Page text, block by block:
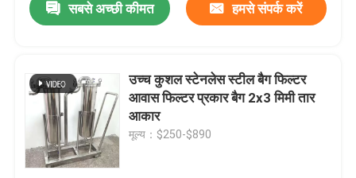
सबसे अच्छी कीमत हमसे संपर्क करें
उच्च कुशल स्टेनलेस स्टील बैग फिल्टर
आवास फिल्टर प्रकार बैग 2x3 मिमी तार
आकार
मूल्य：$250-$890